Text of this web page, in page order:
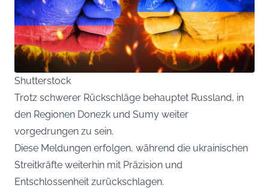
Shutterstock
Trotz schwerer Rückschläge behauptet Russland, in
den Regionen Donezk und Sumy weiter
vorgedrungen zu sein.
Diese Meldungen erfolgen, während die ukrainischen
Streitkräfte weiterhin mit Präzision und
Entschlossenheit zurückschlagen.